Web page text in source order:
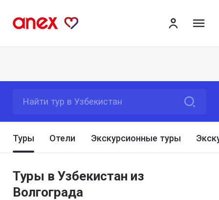
Найти тур в Узбекистан
Туры Отели Экскурсионные туры
Туры в Узбекистан из
Волгограда